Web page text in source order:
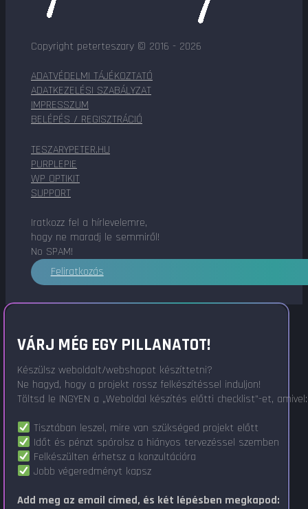
Copyright peterteszary © 2016 - 2026
ADATVÉDELMI TÁJÉKOZTATÓ
ADATKEZELÉSI SZABÁLYZAT
IMPRESSZUM
BELÉPÉS / REGISZTRÁCIÓ
TESZARYPETER.HU
PURPLEPIE
WP OPTIKIT
SUPPORT
Iratkozz fel a hírlevelemre,
hogy ne maradj le semmiről!
No SPAM!
Feliratkozás
VÁRJ MÉG EGY PILLANATOT!
Készülsz weboldalt/webshopot készíttetni?
Ne hagyd, hogy a projekt rossz felkészítéssel induljon!
Töltsd le INGYEN a „Weboldal készítés előtti checklist"-et, amivel:
Tisztában leszel, mire van szükséged projekt előtt
Időt és pénzt spórolsz a hiányos tervezéssel szemben
Felkészülten érhetsz a konzultációra
Jobb végeredményt kapsz
Add meg az email címed, és két lépésben megkapod: